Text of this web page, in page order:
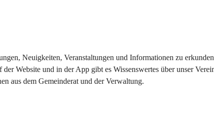
Neuigkeiten, Veranstaltungen und Informationen zu
Website und in der App gibt es Wissenswertes über unser
aus dem Gemeinderat und der Verwaltung.